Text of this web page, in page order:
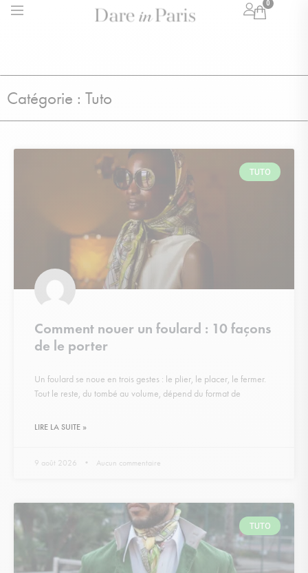
0
Catégorie : Tuto
TUTO
Comment nouer un foulard : 10 façons
de le porter
Un foulard se noue en trois gestes : le plier, le placer, le fermer.
Tout le reste, du tombé au volume, dépend du format de
LIRE LA SUITE »
9 août 2026 Aucun commentaire
TUTO